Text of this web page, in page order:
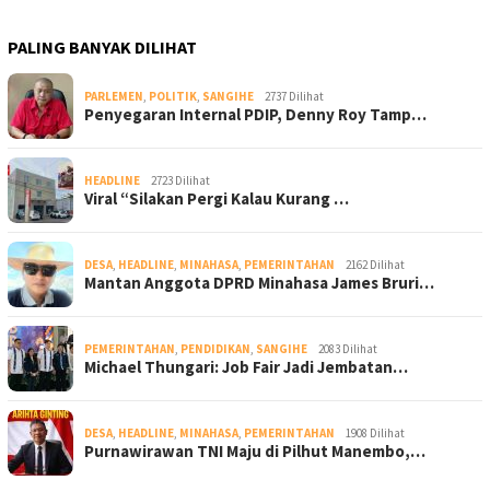
PALING BANYAK DILIHAT
PARLEMEN, POLITIK, SANGIHE 2737 Dilihat
Penyegaran Internal PDIP, Denny Roy Tamp…
HEADLINE 2723 Dilihat
Viral “Silakan Pergi Kalau Kurang …
DESA, HEADLINE, MINAHASA, PEMERINTAHAN 2162 Dilihat
Mantan Anggota DPRD Minahasa James Bruri…
PEMERINTAHAN, PENDIDIKAN, SANGIHE 2083 Dilihat
Michael Thungari: Job Fair Jadi Jembatan…
DESA, HEADLINE, MINAHASA, PEMERINTAHAN 1908 Dilihat
Purnawirawan TNI Maju di Pilhut Manembo,…